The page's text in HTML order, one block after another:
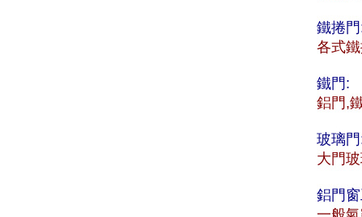
鐵捲
各式
鐵門:
鋁門,
玻璃
大門
鋁門